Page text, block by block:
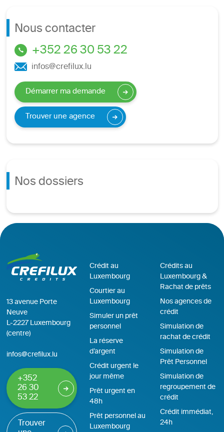
Nous contacter
+352 26 30 53 22
infos@crefilux.lu
Démarrer ma demande
Trouver une agence
Nos dossiers
13 avenue Porte
Neuve
L-2227 Luxembourg
(centre)
infos@crefilux.lu
+352
26 30
53 22
Trouver
Crédit au
Luxembourg
Courtier au
Luxembourg
Simuler un prêt
personnel
La réserve
d’argent
Crédit urgent le
jour même
Prêt urgent en
48h
Prêt personnel au
Luxembourg
Crédits au
Luxembourg &
Rachat de prêts
Nos agences de
crédit
Simulation de
rachat de crédit
Simulation de
Prêt Personnel
Simulation de
regroupement de
crédit
Crédit immédiat,
24h